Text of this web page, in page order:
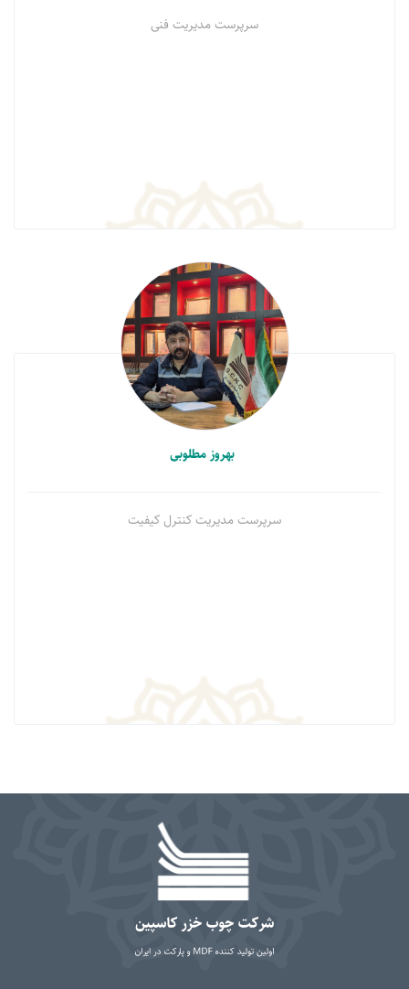
سرپرست مدیریت فنی
بهروز مطلوبی
سرپرست مدیریت کنترل کیفیت